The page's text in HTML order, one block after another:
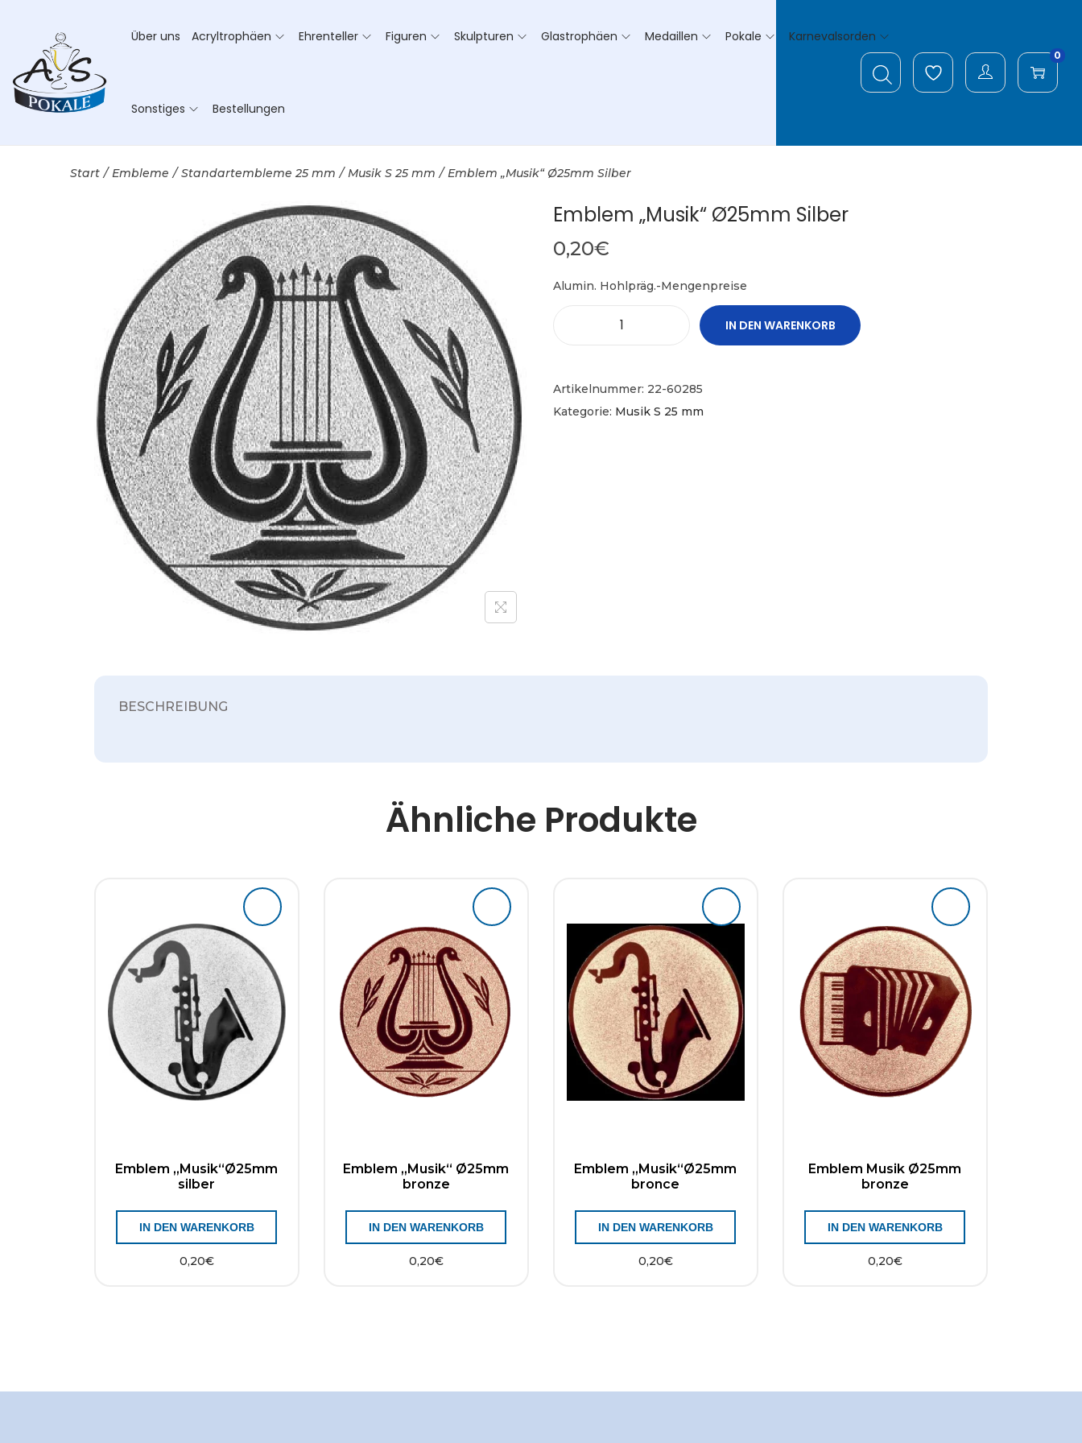
Über uns Acryltrophäen Ehrenteller Figuren Skulpturen Glastrophäen Medaillen Pokale Karnevalsorden
Sonstiges Bestellungen
0
Start / Embleme / Standartembleme 25 mm / Musik S 25 mm / Emblem „Musik“ Ø25mm Silber
Emblem „Musik“ Ø25mm Silber
0,20€
Alumin. Hohlpräg.-Mengenpreise
IN DEN WARENKORB
Artikelnummer: 22-60285
Kategorie: Musik S 25 mm
BESCHREIBUNG
Ähnliche Produkte
Emblem „Musik“Ø25mm
silber
0,20€
IN DEN WARENKORB
Emblem „Musik“ Ø25mm
bronze
0,20€
IN DEN WARENKORB
Emblem „Musik“Ø25mm
bronce
0,20€
IN DEN WARENKORB
Emblem Musik Ø25mm
bronze
0,20€
IN DEN WARENKORB